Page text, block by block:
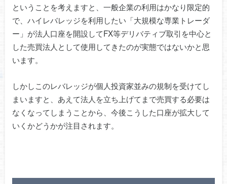
ということを考えますと、一般企業の利用はかなり限定的
で、ハイレバレッジを利用したい「大規模な専業トレーダ
ー」が法人口座を開設してFX等デリバティブ取引を中心と
した売買法人として使用してきたのが実態ではないかと思
います。
しかしこのレバレッジが個人投資家並みの規制を受けてし
まいますと、あえて法人を立ち上げてまで売買する必要は
なくなってしまうことから、今後こうした口座が拡大して
いくかどうかが注目されます。